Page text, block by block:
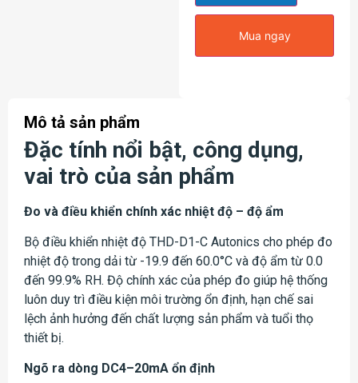
Mua ngay
Mô tả sản phẩm
Đặc tính nổi bật, công dụng,
vai trò của sản phẩm
Đo và điều khiển chính xác nhiệt độ – độ ẩm
Bộ điều khiển nhiệt độ THD-D1-C Autonics cho phép đo
nhiệt độ trong dải từ -19.9 đến 60.0°C và độ ẩm từ 0.0
đến 99.9% RH. Độ chính xác của phép đo giúp hệ thống
luôn duy trì điều kiện môi trường ổn định, hạn chế sai
lệch ảnh hưởng đến chất lượng sản phẩm và tuổi thọ
thiết bị.
Ngõ ra dòng DC4–20mA ổn định